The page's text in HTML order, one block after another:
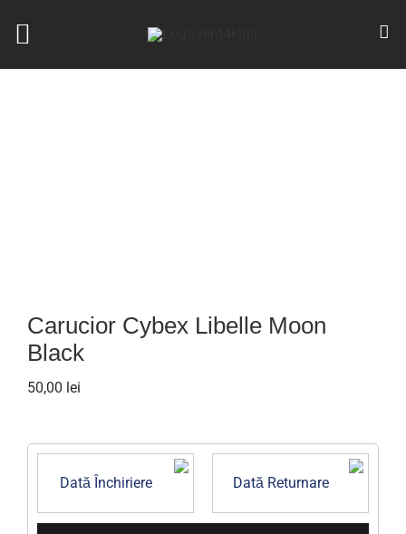
Toggle
Navigation
Pătuțuri
Roboti bucatarie
Carucior Cybex Libelle Moon
Black
50,00 lei